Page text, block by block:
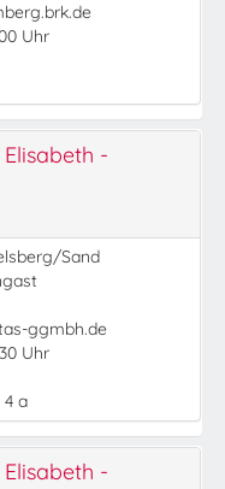
Uhr
-
Sand
ggmbh.de
Uhr
a
-